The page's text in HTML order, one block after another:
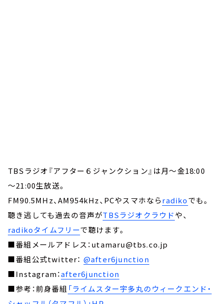
TBSラジオ『アフター６ジャンクション』は月～金18:00
～21:00生放送。
FM90.5MHz、AM954kHz、PCやスマホならradikoでも。
聴き逃しても過去の音声がTBSラジオクラウドや、
radikoタイムフリーで聴けます。
■番組メールアドレス：utamaru@tbs.co.jp
■番組公式twitter： @after6junction
■Instagram：after6junction
■参考：前身番組 「ライムスター宇多丸のウィークエンド・